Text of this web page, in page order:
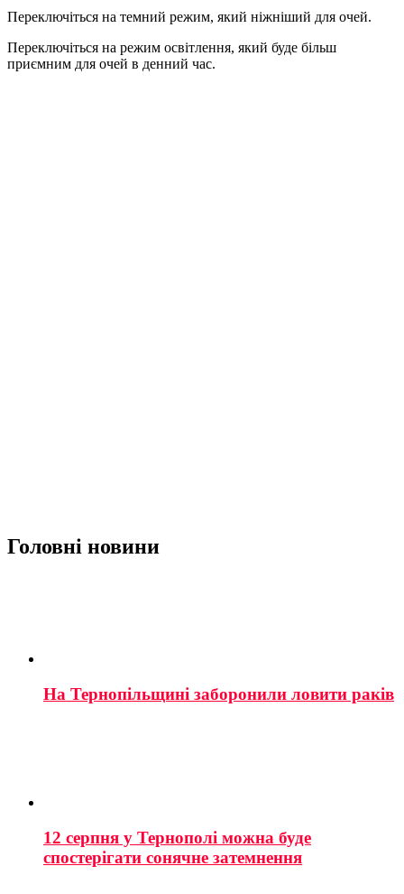
Переключіться на темний режим, який ніжніший для очей.
Переключіться на режим освітлення, який буде більш
приємним для очей в денний час.
Головні новини
На Тернопільщині заборонили ловити раків
12 серпня у Тернополі можна буде
спостерігати сонячне затемнення